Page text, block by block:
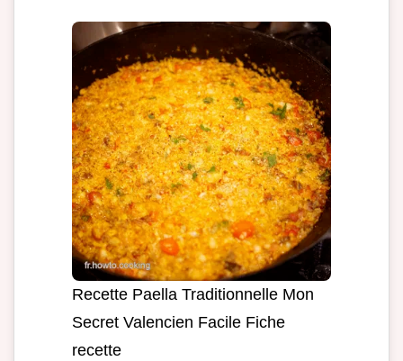
Recette Paella Traditionnelle Mon
Secret Valencien Facile Fiche
recette